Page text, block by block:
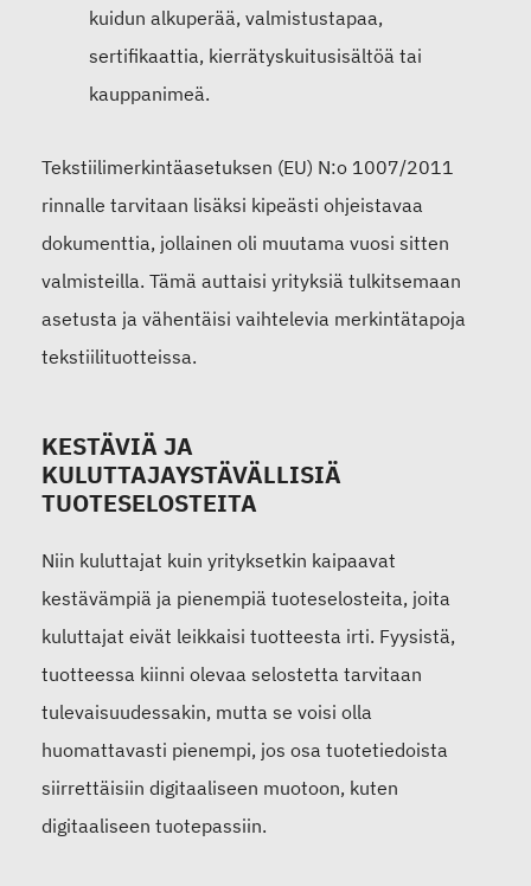
kuidun alkuperää, valmistustapaa,
sertifikaattia, kierrätyskuitusisältöä tai
kauppanimeä.
Tekstiilimerkintäasetuksen (EU) N:o 1007/2011
rinnalle tarvitaan lisäksi kipeästi ohjeistavaa
dokumenttia, jollainen oli muutama vuosi sitten
valmisteilla. Tämä auttaisi yrityksiä tulkitsemaan
asetusta ja vähentäisi vaihtelevia merkintätapoja
tekstiilituotteissa.
KESTÄVIÄ JA
KULUTTAJAYSTÄVÄLLISIÄ
TUOTESELOSTEITA
Niin kuluttajat kuin yrityksetkin kaipaavat
kestävämpiä ja pienempiä tuoteselosteita, joita
kuluttajat eivät leikkaisi tuotteesta irti. Fyysistä,
tuotteessa kiinni olevaa selostetta tarvitaan
tulevaisuudessakin, mutta se voisi olla
huomattavasti pienempi, jos osa tuotetiedoista
siirrettäisiin digitaaliseen muotoon, kuten
digitaaliseen tuotepassiin.